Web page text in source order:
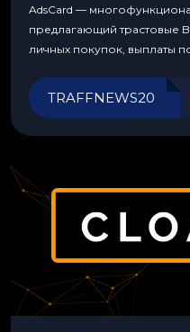
AdsCard —
предлагающий трастовые
личных покупок, выплаты
инструменты для
TRAFFNEWS20